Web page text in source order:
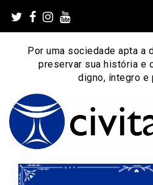
content
Por uma sociedade apta a
preservar sua história e
digno, íntegro e
Instituto Civitas
preservar sua história e